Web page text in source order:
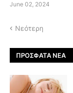
June 02, 2024
Νεότερη
ΠΡΌΣΦΑΤΑ ΝΈΑ